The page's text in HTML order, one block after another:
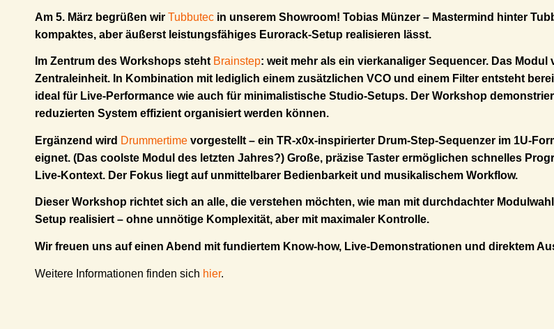
Am 5. März begrüßen wir Tubbutec in unserem Showroom! Tobias Münzer – Mastermind hinter
kompaktes, aber äußerst leistungsfähiges Eurorack-Setup realisieren lässt.
Im Zentrum des Workshops steht Brainstep: weit mehr als ein vierkanaliger Sequencer. Das
Zentraleinheit. In Kombination mit lediglich einem zusätzlichen VCO und einem Filter entsteht
ideal für Live-Performance wie auch für minimalistische Studio-Setups. Der Workshop
reduzierten System effizient organisiert werden können.
Ergänzend wird Drummertime vorgestellt – ein TR-x0x-inspirierter Drum-Step-Sequenzer im 1U-
eignet. (Das coolste Modul des letzten Jahres?) Große, präzise Taster ermöglichen schnelles
Live-Kontext. Der Fokus liegt auf unmittelbarer Bedienbarkeit und musikalischem Workflow.
Dieser Workshop richtet sich an alle, die verstehen möchten, wie man mit durchdachter
Setup realisiert – ohne unnötige Komplexität, aber mit maximaler Kontrolle.
Wir freuen uns auf einen Abend mit fundiertem Know-how, Live-Demonstrationen und direktem
Weitere Informationen finden sich hier.